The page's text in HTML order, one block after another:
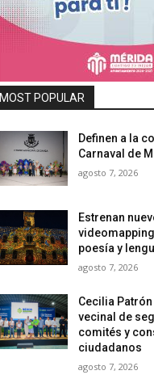
MOST POPULAR
Definen a la
Carnaval de
agosto 7, 2026
Estrenan
poesía y
agosto 7, 2026
Cecilia
vecinal de
comités y
ciudadanos
agosto 7, 2026